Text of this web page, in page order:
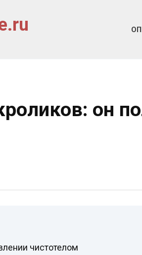
он
чистотелом